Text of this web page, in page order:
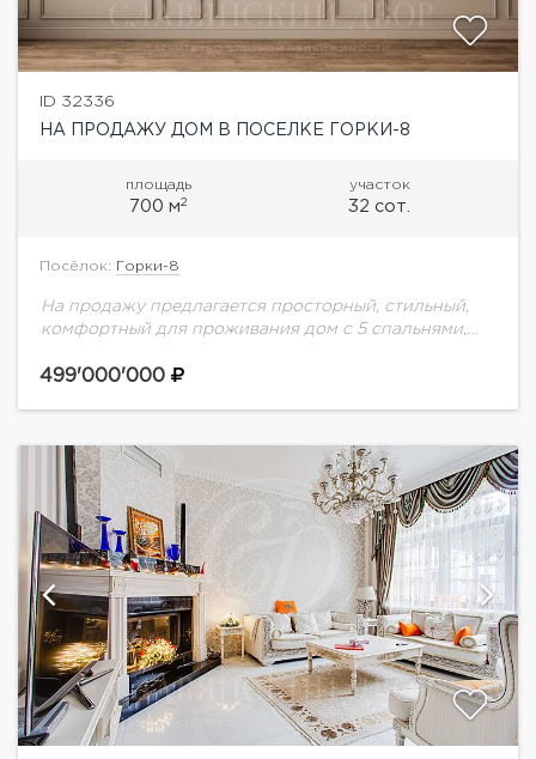
ID 32336
НА ПРОДАЖУ ДОМ В ПОСЕЛКЕ ГОРКИ-8
площадь
700 м2
участок
32 сот.
Посёлок: Горки-8
На продажу предлагается просторный, стильный,
комфортный для проживания дом с 5 спальнями,
и квартирой для персонала , отдельно-стоящей
499'000'000